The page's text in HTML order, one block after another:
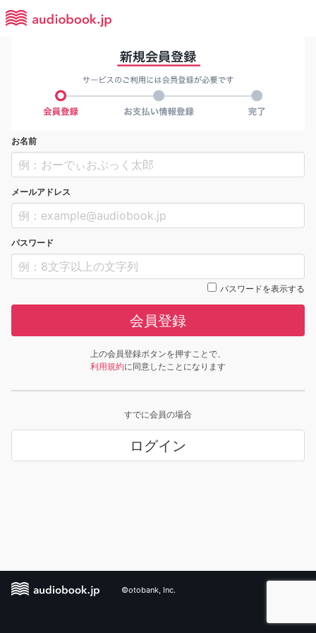
お名前
メールアドレス
パスワード
パスワードを表示する
会員登録
上の会員登録ボタンを押すことで、
利用規約に同意したことになります
すでに会員の場合
ログイン
©otobank, Inc.